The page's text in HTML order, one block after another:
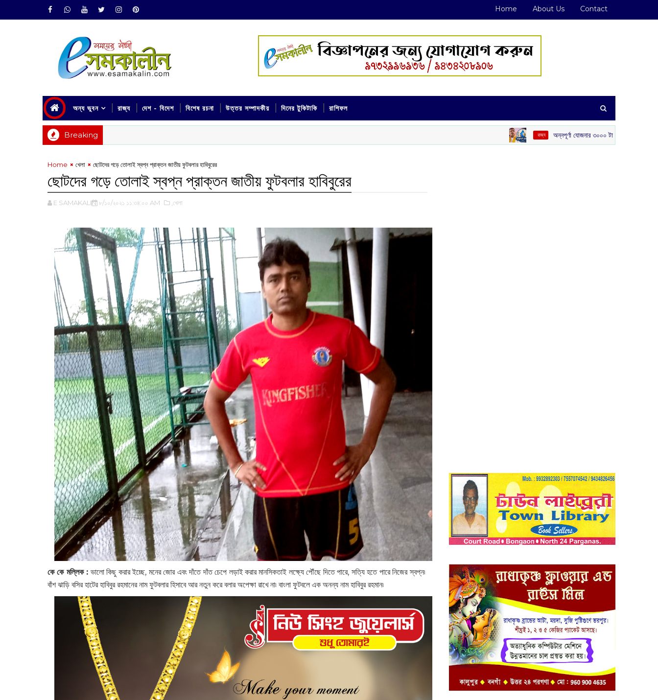
Home About Us Contact
অন্য ভুবন রাজ্য দেশ - বিদেশ বিশেষ রচনা উত্তর সম্পাদকীয় দিনের টুকিটাকি রাশিফল
Breaking অন্নপূর্ণা যোজনার ৩০০০ টাকা দেওয়া নিয়ে বড় ঘোষণা মুখ্যমন্ত্রীর
Home খেলা ছোটদের গড়ে তোলাই স্বপ্ন প্রাক্তন জাতীয় ফুটবলার হাবিবুরের
ছোটদের গড়ে তোলাই স্বপ্ন প্রাক্তন জাতীয় ফুটবলার হাবিবুরের
E SAMAKALIN ৮/১০/২০২১ ১১:৩৪:০০ AM ,খেলা
কে কে মল্লিক : ভালো কিছু করার ইচ্ছে, মনের জোর এবং দাঁতে দাঁত চেপে লড়াই করার মানসিকতাই লক্ষ্যে পৌঁছে দিতে পারে, সত্যি হতে পারে নিজের স্বপ্ন৷
বাঁশ ঝাড়ি বসির হাটের হাবিবুর রহমানের নাম ফুটবলার হিসাবে আর নতুন করে বলার অপেক্ষা রাখে না৷ বাংলা ফুটবলে এক অনন্য নাম হাবিবুর রহমান৷